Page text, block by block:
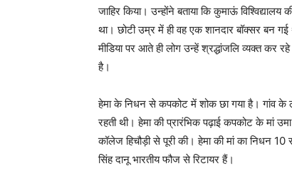
जाहिर किया। उन्होंने बताया कि कुमाऊं
था। छोटी उम्र में ही वह एक शानदार बॉक्सर बन
मीडिया पर आते ही लोग उन्हें श्रद्धांजलि व्यक्त कर
है।
हेमा के निधन से कपकोट में शोक छा गया है। गांव के
रहती थी। हेमा की प्रारंभिक पढ़ाई कपकोट के मां
कॉलेज हिचौड़ी से पूरी की। हेमा की मां का निधन
सिंह दानू भारतीय फौज से रिटायर हैं।